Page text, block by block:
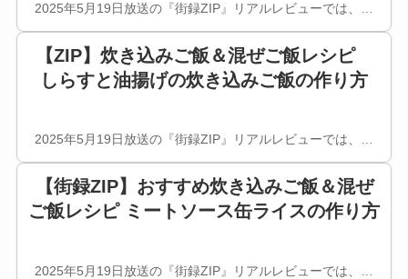
2025年5月19日放送の『街録ZIP』リアルレビューでは、…
【ZIP】炊き込みご飯＆混ぜご飯レシピ
しらすと油揚げの炊き込みご飯の作り方
2025年5月19日放送の『街録ZIP』リアルレビューでは、…
【街録ZIP】おすすめ炊き込みご飯＆混ぜ
ご飯レシピ ミートソース缶ライスの作り方
2025年5月19日放送の『街録ZIP』リアルレビューでは、…